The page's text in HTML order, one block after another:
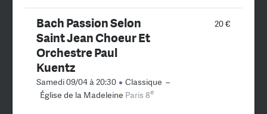
20 €
Bach Passion Selon
Saint Jean Choeur Et
Orchestre Paul
Kuentz
Samedi 09/04 à 20:30 Classique –
Église de la Madeleine Paris 8e